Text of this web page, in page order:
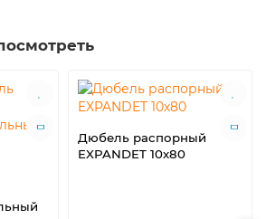
Дюбель распорный
EXPANDET 10х80